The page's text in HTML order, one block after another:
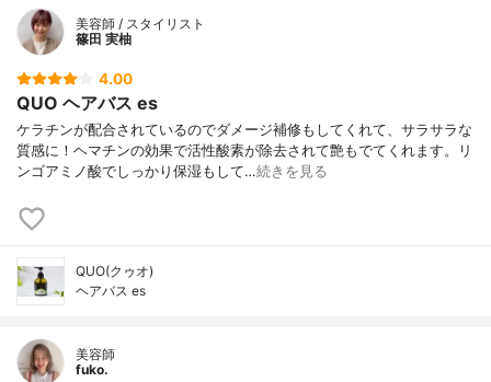
美容師 / スタイリスト
篠田 実柚
4.00
QUO ヘアバス es
ケラチンが配合されているのでダメージ補修もしてくれて、サラサラな
質感に！ヘマチンの効果で活性酸素が除去されて艶もでてくれます。リ
ンゴアミノ酸でしっかり保湿もして…続きを見る
QUO(クゥオ)
ヘアバス es
美容師
fuko.